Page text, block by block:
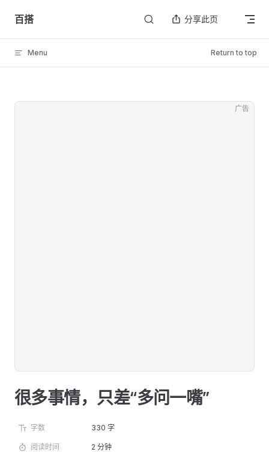
Skip to content
百搭 分享此页
Menu Return to top
广告
很多事情，只差“多问一嘴”
字数 330 字
阅读时间 2 分钟